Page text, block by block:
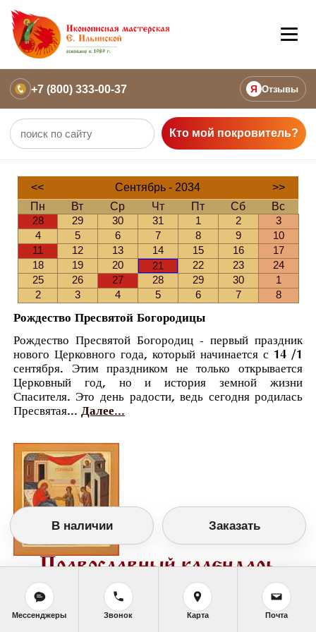
+7 (800) 333-00-37 Я Отзывы
Кто мой покровитель?
<< Сентябрь - 2034
>>
Пн
Вт Ср Чт Пт Сб
Вс
28
29 30 31 1 2
3
4
5 6 7 8 9
10
11
12 13 14 15 16
17
18
19 20 21 22 23
24
25
26 27 28 29 30
1
2
3 4 5 6 7 8
Рождество Пресвятой Богородицы
Рождество Пресвятой Богородиц - первый праздник
нового Церковного года, который начинается с 14 /1
сентября. Этим праздником не только открывается
Церковный год, но и история земной жизни
Спасителя. Это день радости, ведь сегодня родилась
Пресвятая... Далее...
Православный календарь
<<Четверг, 21 Сентября (8 Сентября по
старому стилю)>>
В наличии Заказать
Мессенджеры Звонок Карта Почта